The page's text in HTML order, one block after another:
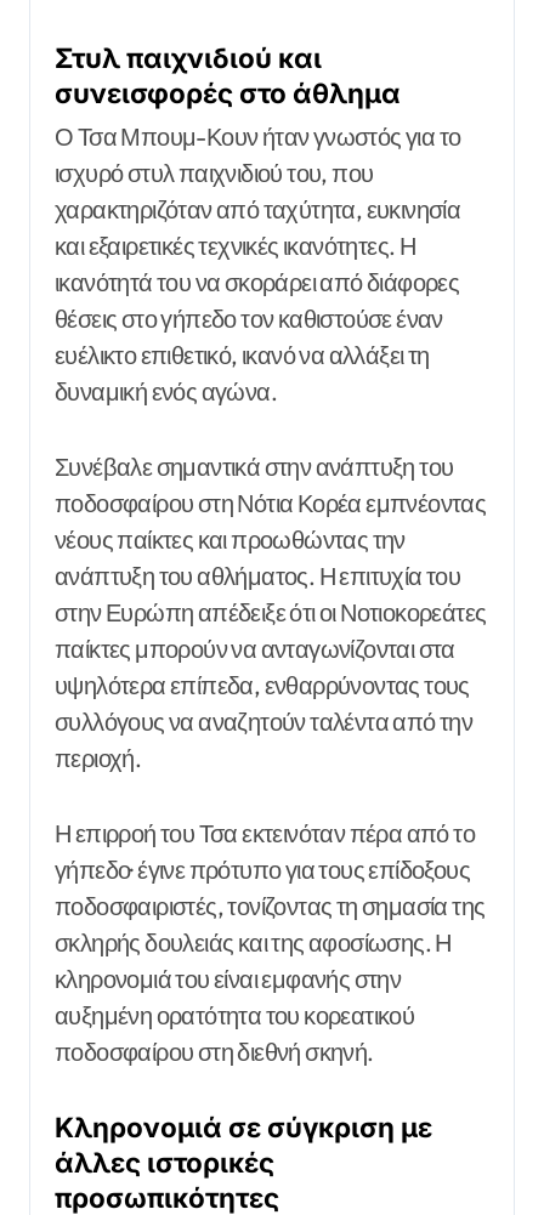
Στυλ παιχνιδιού και
συνεισφορές στο άθλημα
Ο Τσα Μπουμ-Κουν ήταν γνωστός για το
ισχυρό στυλ παιχνιδιού του, που
χαρακτηριζόταν από ταχύτητα, ευκινησία
και εξαιρετικές τεχνικές ικανότητες. Η
ικανότητά του να σκοράρει από διάφορες
θέσεις στο γήπεδο τον καθιστούσε έναν
ευέλικτο επιθετικό, ικανό να αλλάξει τη
δυναμική ενός αγώνα.
Συνέβαλε σημαντικά στην ανάπτυξη του
ποδοσφαίρου στη Νότια Κορέα εμπνέοντας
νέους παίκτες και προωθώντας την
ανάπτυξη του αθλήματος. Η επιτυχία του
στην Ευρώπη απέδειξε ότι οι Νοτιοκορεάτες
παίκτες μπορούν να ανταγωνίζονται στα
υψηλότερα επίπεδα, ενθαρρύνοντας τους
συλλόγους να αναζητούν ταλέντα από την
περιοχή.
Η επιρροή του Τσα εκτεινόταν πέρα από το
γήπεδο· έγινε πρότυπο για τους επίδοξους
ποδοσφαιριστές, τονίζοντας τη σημασία της
σκληρής δουλειάς και της αφοσίωσης. Η
κληρονομιά του είναι εμφανής στην
αυξημένη ορατότητα του κορεατικού
ποδοσφαίρου στη διεθνή σκηνή.
Κληρονομιά σε σύγκριση με
άλλες ιστορικές
προσωπικότητες